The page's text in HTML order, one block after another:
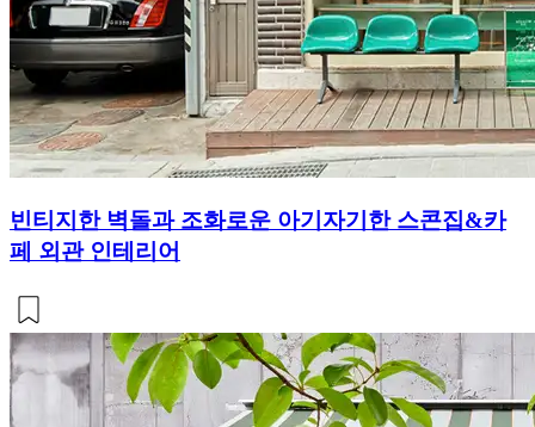
빈티지한 벽돌과 조화로운 아기자기한 스콘집&카
페 외관 인테리어